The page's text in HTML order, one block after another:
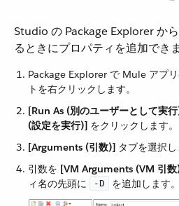
Studio の Package Explorer か
るときにプロパティを追加できま
Package Explorer で Mule アプ
トを右クリックします。
[Run As (別のユーザーとして実
(設定を実行)] ​ をクリックします。
[Arguments (引数)] タブを選択し
引数を ​ [VM Arguments (VM 引
ィ名の先頭に ​
-D ​ を追加します。